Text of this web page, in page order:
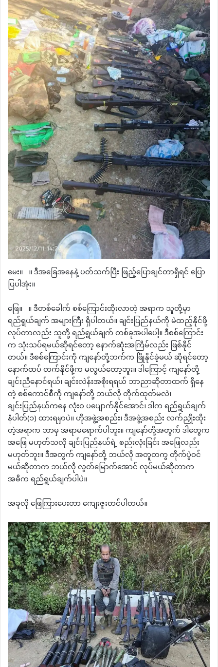
မေး။ ။ ဒီအခြေအနေနဲ့ ပတ်သက်ပြီး ဖြည့်ပြောချင်တာရှိရင် ပြော
ပြပါအုံး။
ဖြေ။ ။ ဒီတစ်ခေါက် စစ်ကြောင်းထိုးလာတဲ့ အရာက သူတို့မှာ
ရည်ရွယ်ချက် အများကြီး ရှိပါတယ်။ ချင်းပြည်နယ်ကို မဲထည့်နိုင်ဖို့
လုပ်တာလည်း သူတို့ ရည်ရွယ်ချက် တစ်ခုအပါပေါ့။ ဒီစစ်ကြောင်း
က သုံးသပ်ရမယ်ဆိုရင်တော့ နောက်ဆုံးအကြိမ်လည်း ဖြစ်နိုင်
တယ်။ ဒီစစ်ကြောင်းကို ကျနော်တို့ဘက်က ဖြိုနိုင်ခဲ့မယ် ဆိုရင်တော့
နောက်ထပ် တက်နိုင်ဖို့က မလွယ်တော့ဘူး။ ဒါကြောင့် ကျနော်တို့
ချင်းညီနောင်ရယ်၊ ချင်းလဲန်းအစိုးရရယ် ဘာညာဆိုတာထက် ရှိနေ
တဲ့ စစ်ကောင်စီကို ကျနော်တို့ ဘယ်လို တိုက်ထုတ်မလဲ၊
ချင်းပြည်နယ်ကနေ လုံးဝ ပပျောက်နိုင်အောင်၊ ဒါက ရည်ရွယ်ချက်
နံပါတ်(၁) ထားရမှာပဲ။ ဟိုအဖွဲ့အစည်း၊ ဒီအဖွဲ့အစည်း လက်ညှိုးထိုး
တဲ့အရာက ဘာမှ အရာမရောက်ပါဘူး။ ကျနော်တို့အတွက် ဒါတွေက
အဖြေ မဟုတ်သလို ချင်းပြည်နယ်ရဲ့ စည်းလုံးခြင်း အဖြေလည်း
မဟုတ်ဘူး။ ဒီအတွက် ကျနော်တို့ ဘယ်လို အတူတကွ တိုက်ပွဲဝင်
မယ်ဆိုတာက ဘယ်လို လွတ်မြောက်အောင် လုပ်မယ်ဆိုတာက
အဓိက ရည်ရွယ်ချက်ပါပဲ။
အခုလို ဖြေကြားပေးတာ ကျေးဇူးတင်ပါတယ်။